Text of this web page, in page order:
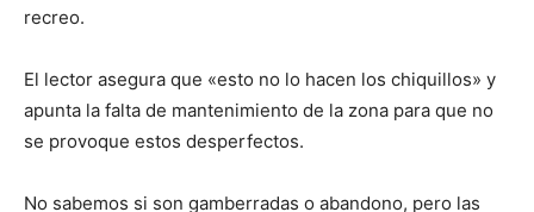
recreo.
El lector asegura que «esto no lo hacen los chiquillos» y
apunta la falta de mantenimiento de la zona para que no
se provoque estos desperfectos.
No sabemos si son gamberradas o abandono, pero las